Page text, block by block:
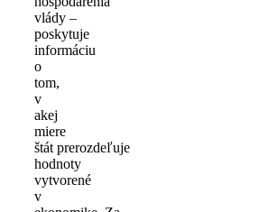
vlády –
poskytuje
informáciu
o
tom,
v
akej
miere
štát prerozdeľuje
hodnoty
vytvorené
v